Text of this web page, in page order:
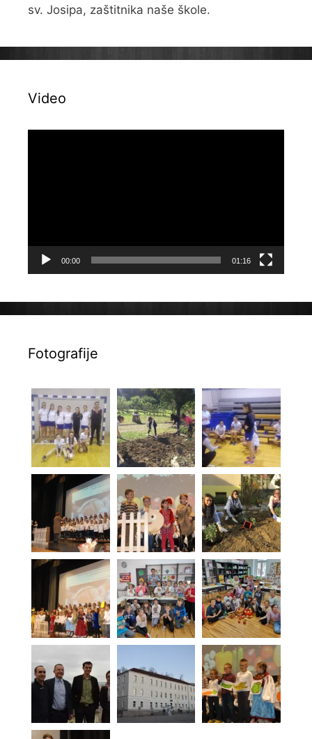
sv. Josipa, zaštitnika naše škole.
Video
00:00 01:16
Fotografije